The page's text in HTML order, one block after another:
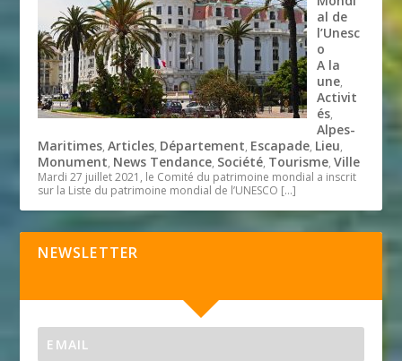
al de
l’Unesc
o
A la
une,
Activit
és,
Alpes-
Maritimes,Articles, Département, Escapade, Lieu,
Monument, News Tendance, Société, Tourisme,Ville
Mardi 27 juillet 2021, le Comité du patrimoine mondial a inscrit
sur la Liste du patrimoine mondial de l’UNESCO […]
NEWSLETTER